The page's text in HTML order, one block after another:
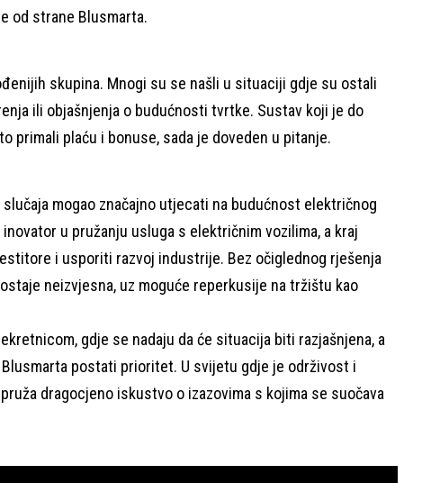
od strane Blusmarta.
skupina. Mnogi su se našli u situaciji gdje su ostali
ili objašnjenja o budućnosti tvrtke. Sustav koji je do
primali plaću i bonuse, sada je doveden u pitanje.
mogao značajno utjecati na budućnost električnog
u pružanju usluga s električnim vozilima, a kraj
i usporiti razvoj industrije. Bez očiglednog rješenja
neizvjesna, uz moguće reperkusije na tržištu kao
gdje se nadaju da će situacija biti razjašnjena, a
postati prioritet. U svijetu gdje je održivost i
dragocjeno iskustvo o izazovima s kojima se suočava